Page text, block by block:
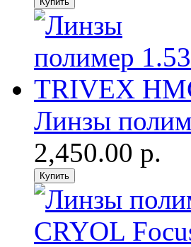
Линзы
2,450.00 р.